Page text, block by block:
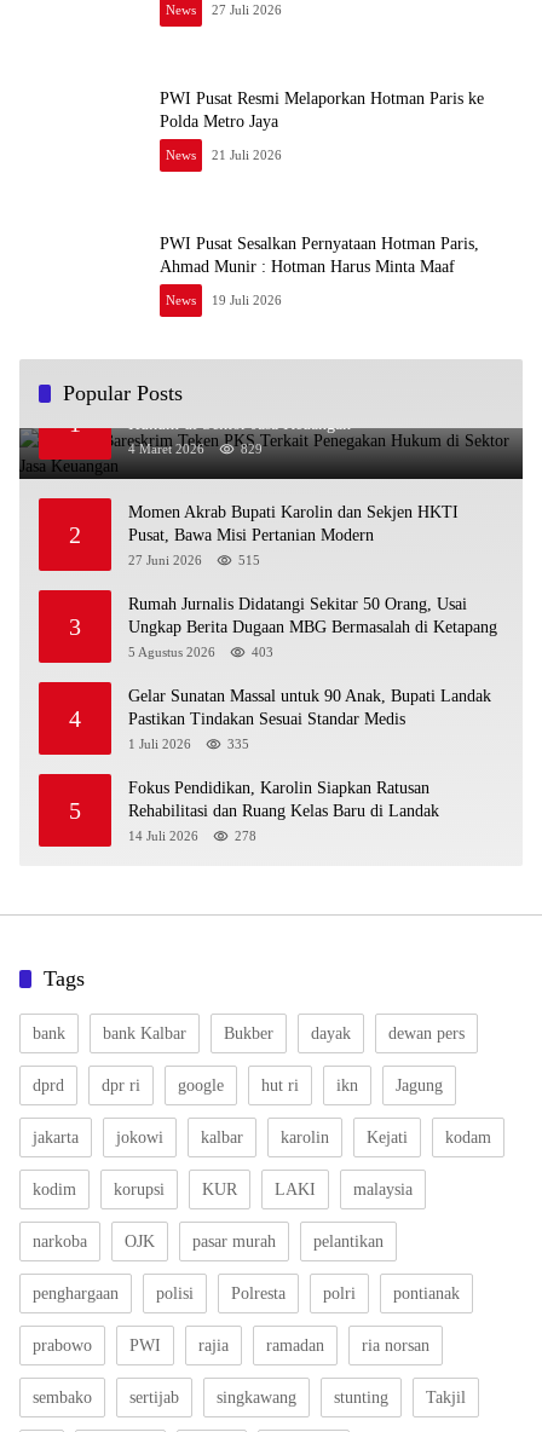
News 27 Juli 2026
PWI Pusat Resmi Melaporkan Hotman Paris ke
Polda Metro Jaya
News 21 Juli 2026
PWI Pusat Sesalkan Pernyataan Hotman Paris,
Ahmad Munir : Hotman Harus Minta Maaf
News 19 Juli 2026
Popular Posts
1
OJK dan Bareskrim Teken PKS Terkait Penegakan
4 Maret 2026 829
2
Momen Akrab Bupati Karolin dan Sekjen HKTI
27 Juni 2026 515
3
Rumah Jurnalis Didatangi Sekitar 50 Orang, Usai
Ungkap Berita Dugaan MBG Bermasalah di Ketapang
5 Agustus 2026 403
4
Gelar Sunatan Massal untuk 90 Anak, Bupati Landak
Pastikan Tindakan Sesuai Standar Medis
1 Juli 2026 335
5
Fokus Pendidikan, Karolin Siapkan Ratusan
Rehabilitasi dan Ruang Kelas Baru di Landak
14 Juli 2026 278
Tags
bank bank Kalbar Bukber dayak dewan pers
dprd dpr ri google hut ri ikn Jagung
jakarta jokowi kalbar karolin Kejati kodam
kodim korupsi KUR LAKI malaysia
narkoba OJK pasar murah pelantikan
penghargaan polisi Polresta polri pontianak
prabowo PWI rajia ramadan ria norsan
sembako sertijab singkawang stunting Takjil